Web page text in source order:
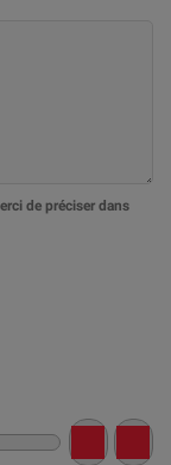
de préciser dans